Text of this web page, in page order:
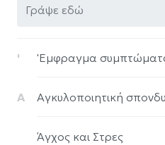
' 'Eμφραγμα
Α Αγκυλοποιητική
Άγχος και Στρες